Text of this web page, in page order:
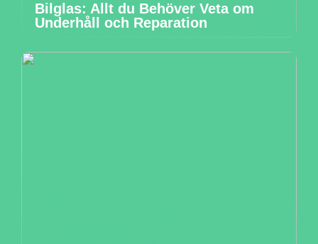
Bilglas: Allt du Behöver Veta om
Underhåll och Reparation